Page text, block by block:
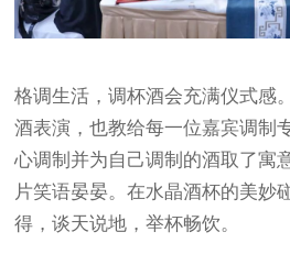
格调生活，调杯酒会充满仪式感
酒表演，也教给每一位嘉宾调制
心调制并为自己调制的酒取了寓
片笑语晏晏。在水晶酒杯的美妙
得，谈天说地，举杯畅饮。